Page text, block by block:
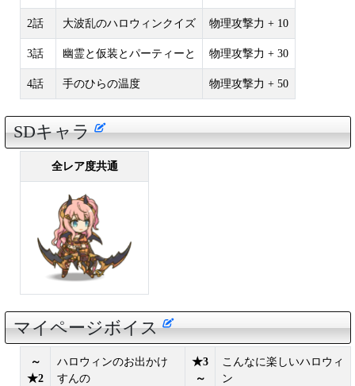
2話 大波乱のハロウィンクイズ 物理攻撃力 + 10
3話 幽霊と仮装とパーティーと 物理攻撃力 + 30
4話 手のひらの温度 物理攻撃力 + 50
SDキャラ
全レア度共通
マイページボイス
～
★2
ハロウィンのお出かけ
すんの
★3
～
こんなに楽しいハロウィ
ン